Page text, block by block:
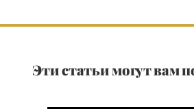
Эти статьи могут вам